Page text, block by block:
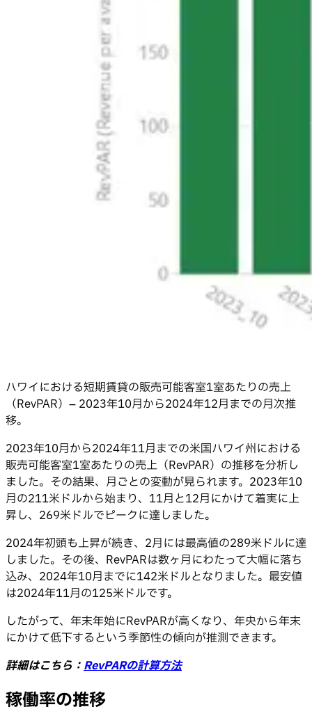
ハワイにおける短期賃貸の販売可能客室1室あたりの売上
（RevPAR）– 2023年10月から2024年12月までの月次推
移。
2023年10月から2024年11月までの米国ハワイ州における
販売可能客室1室あたりの売上（RevPAR）の推移を分析し
ました。その結果、月ごとの変動が見られます。2023年10
月の211米ドルから始まり、11月と12月にかけて着実に上
昇し、269米ドルでピークに達しました。
2024年初頭も上昇が続き、2月には最高値の289米ドルに達
しました。その後、RevPARは数ヶ月にわたって大幅に落ち
込み、2024年10月までに142米ドルとなりました。最安値
は2024年11月の125米ドルです。
したがって、年末年始にRevPARが高くなり、年央から年末
にかけて低下するという季節性の傾向が推測できます。
詳細はこちら：RevPARの計算方法
稼働率の推移